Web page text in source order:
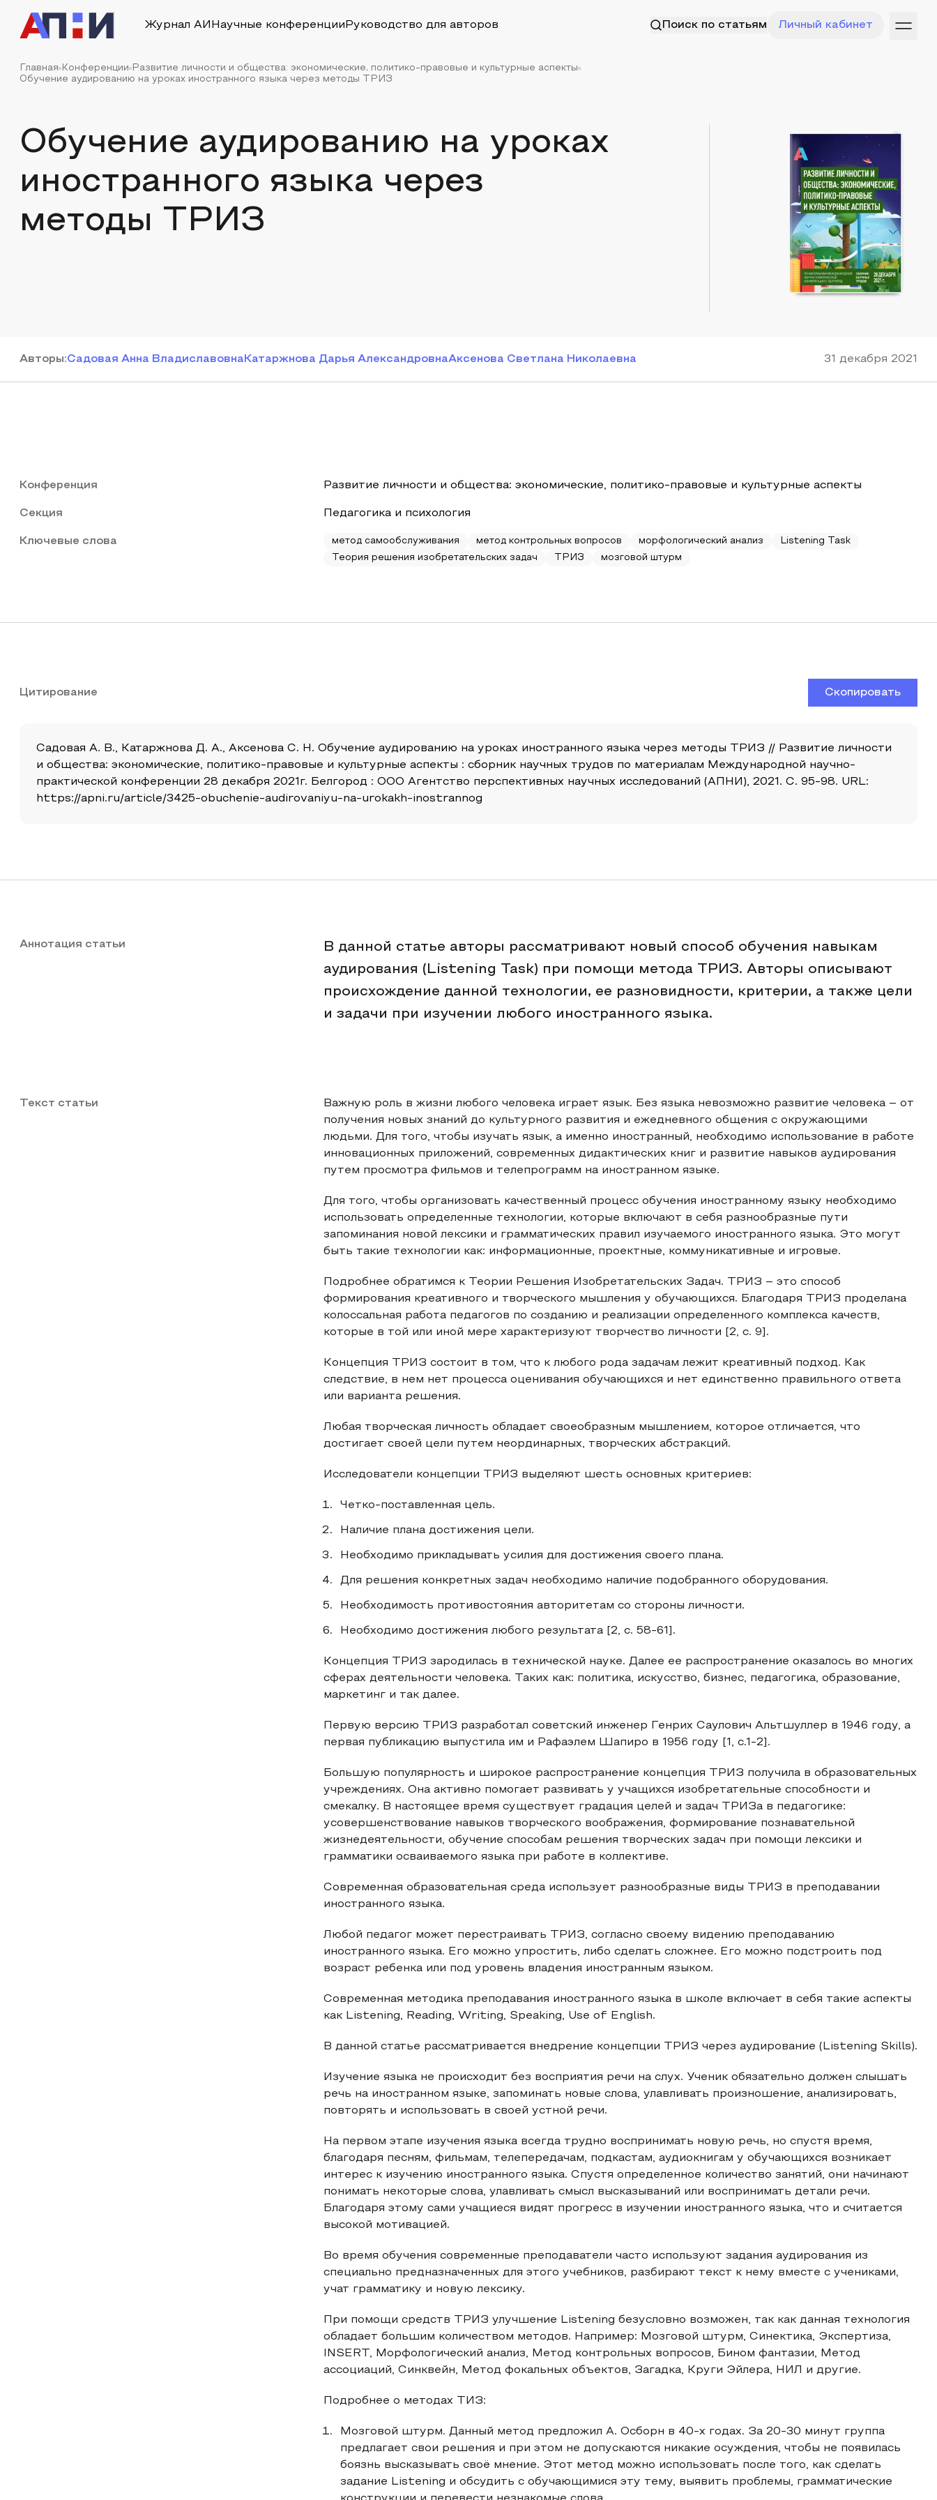
Журнал АИ Научные конференции Руководство для авторов Поиск по статьям Личный кабинет
Главная Конференции
Развитие личности и общества: экономические, политико-правовые и культурные аспекты
Обучение аудированию на уроках иностранного языка через методы ТРИЗ
Обучение аудированию на уроках
иностранного языка через
методы ТРИЗ
Авторы:Садовая Анна Владиславовна Катаржнова Дарья АлександровнаАксенова Светлана Николаевна 31 декабря 2021
Конференция Развитие личности и общества: экономические, политико-правовые и культурные аспекты
Секция Педагогика и психология
Ключевые слова метод самообслуживания метод контрольных вопросов морфологический анализ
Listening Task
Теория решения изобретательских задач
ТРИЗ мозговой штурм
Цитирование Скопировать
Садовая А. В., Катаржнова Д. А., Аксенова С. Н. Обучение аудированию на уроках иностранного языка через методы ТРИЗ // Развитие личности
и общества: экономические, политико-правовые и культурные аспекты : сборник научных трудов по материалам Международной научно-
практической конференции 28 декабря 2021г. Белгород : ООО Агентство перспективных научных исследований (АПНИ), 2021. С. 95-98. URL:
https://apni.ru/article/3425-obuchenie-audirovaniyu-na-urokakh-inostrannog
Аннотация статьи
В данной статье авторы рассматривают новый способ обучения навыкам
аудирования (Listening Task) при помощи метода ТРИЗ. Авторы описывают
происхождение данной технологии, ее разновидности, критерии, а также цели
и задачи при изучении любого иностранного языка.
Текст статьи
Важную роль в жизни любого человека играет язык. Без языка невозможно развитие человека – от
получения новых знаний до культурного развития и ежедневного общения с окружающими
людьми. Для того, чтобы изучать язык, а именно иностранный, необходимо использование в работе
инновационных приложений, современных дидактических книг и развитие навыков аудирования
путем просмотра фильмов и телепрограмм на иностранном языке.
Для того, чтобы организовать качественный процесс обучения иностранному языку необходимо
использовать определенные технологии, которые включают в себя разнообразные пути
запоминания новой лексики и грамматических правил изучаемого иностранного языка. Это могут
быть такие технологии как: информационные, проектные, коммуникативные и игровые.
Подробнее обратимся к Теории Решения Изобретательских Задач. ТРИЗ – это способ
формирования креативного и творческого мышления у обучающихся. Благодаря ТРИЗ проделана
колоссальная работа педагогов по созданию и реализации определенного комплекса качеств,
которые в той или иной мере характеризуют творчество личности [2, с. 9].
Концепция ТРИЗ состоит в том, что к любого рода задачам лежит креативный подход. Как
следствие, в нем нет процесса оценивания обучающихся и нет единственно правильного ответа
или варианта решения.
Любая творческая личность обладает своеобразным мышлением, которое отличается, что
достигает своей цели путем неординарных, творческих абстракций.
Исследователи концепции ТРИЗ выделяют шесть основных критериев:
Четко-поставленная цель.
Наличие плана достижения цели.
Необходимо прикладывать усилия для достижения своего плана.
Для решения конкретных задач необходимо наличие подобранного оборудования.
Необходимость противостояния авторитетам со стороны личности.
Необходимо достижения любого результата [2, с. 58-61].
Концепция ТРИЗ зародилась в технической науке. Далее ее распространение оказалось во многих
сферах деятельности человека. Таких как: политика, искусство, бизнес, педагогика, образование,
маркетинг и так далее.
Первую версию ТРИЗ разработал советский инженер Генрих Саулович Альтшуллер в 1946 году, а
первая публикацию выпустила им и Рафаэлем Шапиро в 1956 году [1, с.1-2].
Большую популярность и широкое распространение концепция ТРИЗ получила в образовательных
учреждениях. Она активно помогает развивать у учащихся изобретательные способности и
смекалку. В настоящее время существует градация целей и задач ТРИЗа в педагогике:
усовершенствование навыков творческого воображения, формирование познавательной
жизнедеятельности, обучение способам решения творческих задач при помощи лексики и
грамматики осваиваемого языка при работе в коллективе.
Современная образовательная среда использует разнообразные виды ТРИЗ в преподавании
иностранного языка.
Любой педагог может перестраивать ТРИЗ, согласно своему видению преподаванию
иностранного языка. Его можно упростить, либо сделать сложнее. Его можно подстроить под
возраст ребенка или под уровень владения иностранным языком.
Современная методика преподавания иностранного языка в школе включает в себя такие аспекты
как Listening, Reading, Writing, Speaking, Use of English.
В данной статье рассматривается внедрение концепции ТРИЗ через аудирование (Listening Skills).
Изучение языка не происходит без восприятия речи на слух. Ученик обязательно должен слышать
речь на иностранном языке, запоминать новые слова, улавливать произношение, анализировать,
повторять и использовать в своей устной речи.
На первом этапе изучения языка всегда трудно воспринимать новую речь, но спустя время,
благодаря песням, фильмам, телепередачам, подкастам, аудиокнигам у обучающихся возникает
интерес к изучению иностранного языка. Спустя определенное количество занятий, они начинают
понимать некоторые слова, улавливать смысл высказываний или воспринимать детали речи.
Благодаря этому сами учащиеся видят прогресс в изучении иностранного языка, что и считается
высокой мотивацией.
Во время обучения современные преподаватели часто используют задания аудирования из
специально предназначенных для этого учебников, разбирают текст к нему вместе с учениками,
учат грамматику и новую лексику.
При помощи средств ТРИЗ улучшение Listening безусловно возможен, так как данная технология
обладает большим количеством методов. Например: Мозговой штурм, Синектика, Экспертиза,
INSERT, Морфологический анализ, Метод контрольных вопросов, Бином фантазии, Метод
ассоциаций, Синквейн, Метод фокальных объектов, Загадка, Круги Эйлера, НИЛ и другие.
Подробнее о методах ТИЗ:
Мозговой штурм. Данный метод предложил А. Осборн в 40-х годах. За 20-30 минут группа
предлагает свои решения и при этом не допускаются никакие осуждения, чтобы не появилась
боязнь высказывать своё мнение. Этот метод можно использовать после того, как сделать
задание Listening и обсудить с обучающимися эту тему, выявить проблемы, грамматические